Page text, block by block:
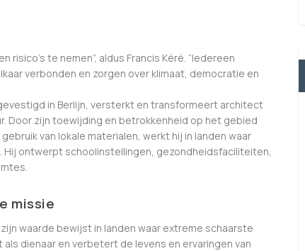
te nemen”, aldus Francis Kéré. “Iedereen
verbonden en zorgen over klimaat, democratie en
in Berlijn, versterkt en transformeert architect
Door zijn toewijding en betrokkenheid op het gebied
van lokale materialen, werkt hij in landen waar
ontwerpt schoolinstellingen, gezondheidsfaciliteiten,
missie
waarde bewijst in landen waar extreme schaarste
als dienaar en verbetert de levens en ervaringen van